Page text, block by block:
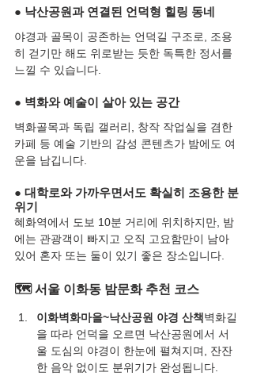
● 낙산공원과 연결된 언덕형 힐링 동네
야경과 골목이 공존하는 언덕길 구조로, 조용
히 걷기만 해도 위로받는 듯한 독특한 정서를
느낄 수 있습니다.
● 벽화와 예술이 살아 있는 공간
벽화골목과 독립 갤러리, 창작 작업실을 겸한
카페 등 예술 기반의 감성 콘텐츠가 밤에도 여
운을 남깁니다.
● 대학로와 가까우면서도 확실히 조용한 분
위기
혜화역에서 도보 10분 거리에 위치하지만, 밤
에는 관광객이 빠지고 오직 고요함만이 남아
있어 혼자 또는 둘이 있기 좋은 장소입니다.
🗺️ 서울 이화동 밤문화 추천 코스
이화벽화마을~낙산공원 야경 산책벽화길
을 따라 언덕을 오르면 낙산공원에서 서
울 도심의 야경이 한눈에 펼쳐지며, 잔잔
한 음악 없이도 분위기가 완성됩니다.